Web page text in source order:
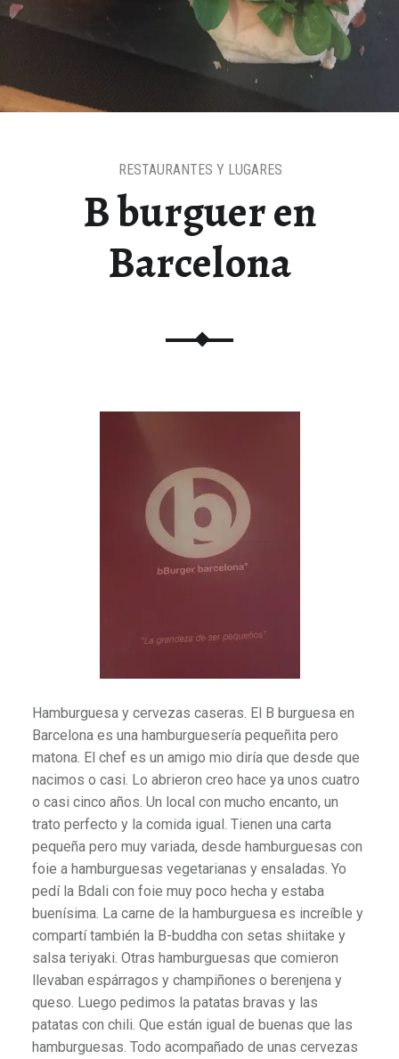
B burguer en
Barcelona
RESTAURANTES Y LUGARES
Hamburguesa y cervezas caseras. El B burguesa en
Barcelona es una hamburguesería pequeñita pero
matona. El chef es un amigo mio diría que desde que
nacimos o casi. Lo abrieron creo hace ya unos cuatro
o casi cinco años. Un local con mucho encanto, un
trato perfecto y la comida igual. Tienen una carta
pequeña pero muy variada, desde hamburguesas con
foie a hamburguesas vegetarianas y ensaladas. Yo
pedí la Bdali con foie muy poco hecha y estaba
buenísima. La carne de la hamburguesa es increíble y
compartí también la B-buddha con setas shiitake y
salsa teriyaki. Otras hamburguesas que comieron
llevaban espárragos y champiñones o berenjena y
queso. Luego pedimos la patatas bravas y las
patatas con chili. Que están igual de buenas que las
hamburguesas. Todo acompañado de unas cervezas